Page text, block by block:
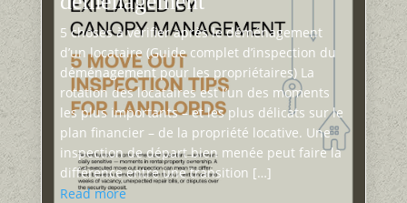
5 choses à vérifier après le déménagement
d’un locataire (Guide complet d’inspection du
déménagement pour les propriétaires) La
rotation des locataires est l’un des moments
les plus importants – et les plus délicats sur le
plan financier – de la propriété locative. Une
inspection de départ bien menée peut faire la
différence entre une transition […]
Read more